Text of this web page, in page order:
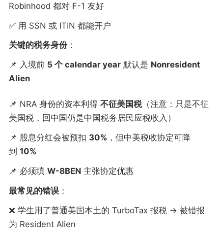
Robinhood 都对 F-1 友好
✅ 用 SSN 或 ITIN 都能开户
关键的税务身份：
📌 入境前 5 个 calendar year默认是 Nonresident
Alien
📌 NRA 身份的资本利得 不征美国税（注意：只是不征
美国税，回中国仍是中国税务居民应税收入）
📌 股息分红会被预扣 30% ，但中美税收协定可降
到 10%
📌 必须填 W-8BEN主张协定优惠
最常见的错误：
❌ 学生用了普通美国本土的 TurboTax 报税 → 被错报
为 Resident Alien